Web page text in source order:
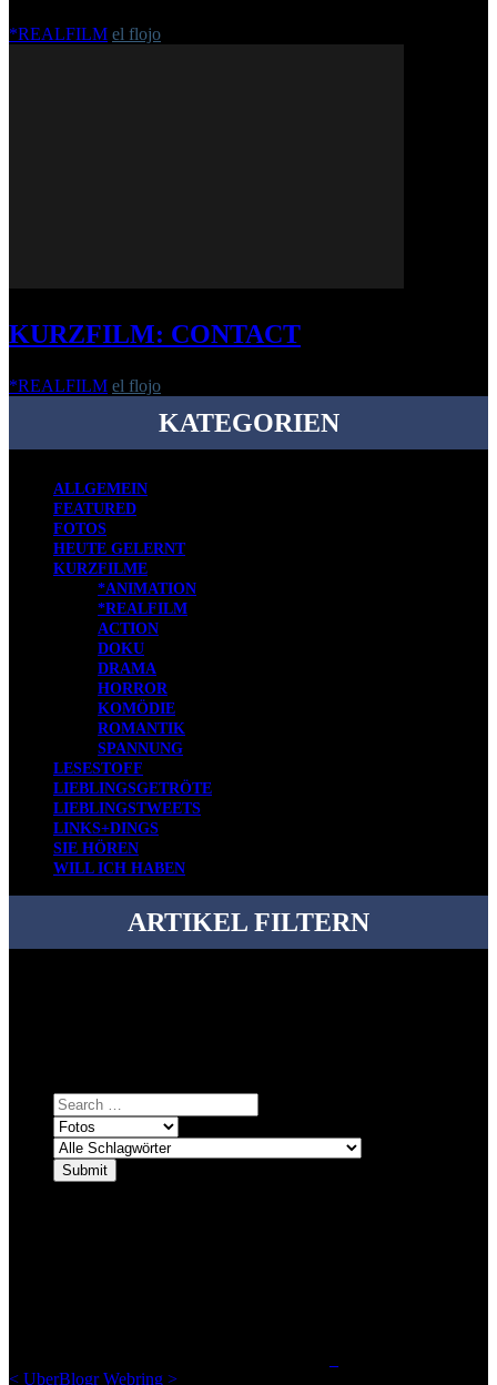
*REALFILM el flojo
KURZFILM: CONTACT
*REALFILM el flojo
KATEGORIEN
ALLGEMEIN
FEATURED
FOTOS
HEUTE GELERNT
KURZFILME
*ANIMATION
*REALFILM
ACTION
DOKU
DRAMA
HORROR
KOMÖDIE
ROMANTIK
SPANNUNG
LESESTOFF
LIEBLINGSGETRÖTE
LIEBLINGSTWEETS
LINKS+DINGS
SIE HÖREN
WILL ICH HABEN
ARTIKEL FILTERN
< UberBlogr Webring >